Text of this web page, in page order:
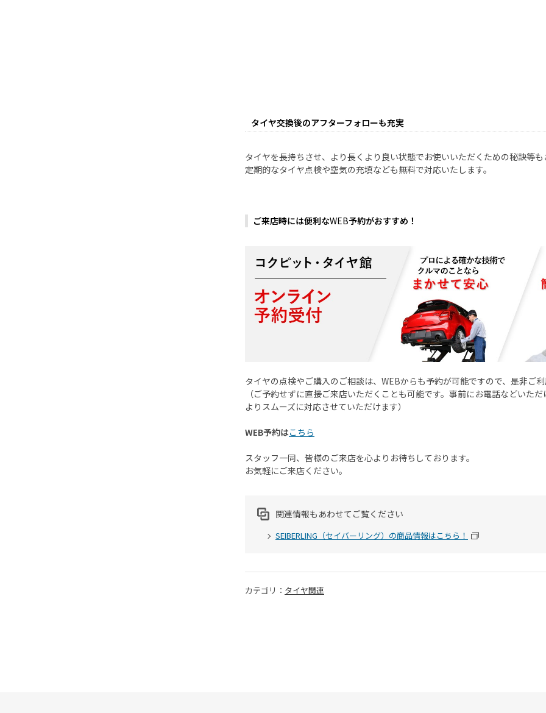
タイヤ交換後のアフターフォローも充実
タイヤを長持ちさせ、より長くより良い状態でお使いいただくための秘訣等
定期的なタイヤ点検や空気の充填なども無料で対応いたします。
ご来店時には便利なWEB予約がおすすめ！
タイヤの点検やご購入のご相談は、 WEBからも予約が可能ですので、是非ご
（ご予約せずに直接ご来店いただくことも可能です。事前にお電話などいた
よりスムーズに対応させていただけます）
WEB予約はこちら
スタッフ一同、皆様のご来店を心よりお待ちしております。
お気軽にご来店ください。
関連情報もあわせてご覧ください
SEIBERLING（セイバーリング）の商品情報はこちら！
カテゴリ： タイヤ関連